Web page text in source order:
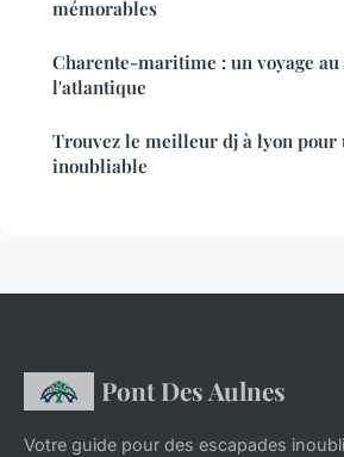
mémorables
Charente-maritime : un voyage
l'atlantique
Trouvez le meilleur dj à lyon pour
inoubliable
Pont Des Aulnes
Votre guide pour des escapades